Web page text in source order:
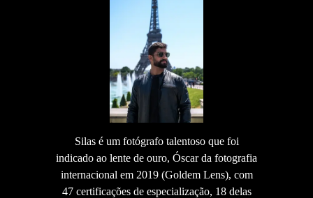
Silas é um fotógrafo talentoso que foi
indicado ao lente de ouro, Óscar da fotografia
internacional em 2019 (Goldem Lens), com
47 certificações de especialização, 18 delas